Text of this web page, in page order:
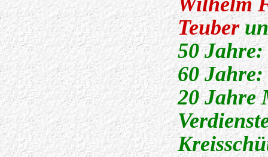
Teuber
50 Jahre:
60 Jahre:
20 Jahre